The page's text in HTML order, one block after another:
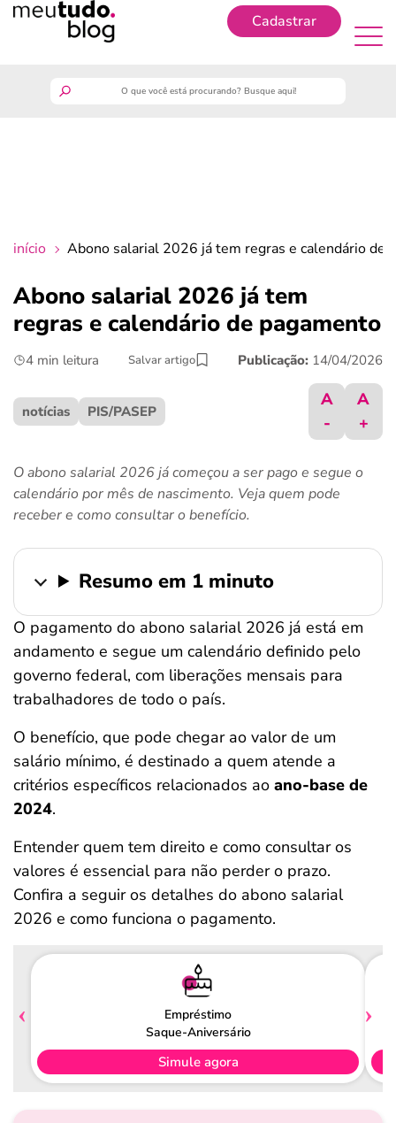
Cadastrar
crédito fácil
últimas notícias
ferramentas
início Abono salarial 2026 já tem regras e calendário de
Abono salarial 2026 já tem
regras e calendário de pagamento
4 min leitura Salvar artigo Publicação: 14/04/2026
notícias PIS/PASEP
A
-
A
+
O abono salarial 2026 já começou a ser pago e segue o
calendário por mês de nascimento. Veja quem pode
receber e como consultar o benefício.
Resumo em 1 minuto
O pagamento do abono salarial 2026 já está em
andamento e segue um calendário definido pelo
governo federal, com liberações mensais para
trabalhadores de todo o país.
O benefício, que pode chegar ao valor de um
salário mínimo, é destinado a quem atende a
critérios específicos relacionados ao ano-base de
2024.
Entender quem tem direito e como consultar os
valores é essencial para não perder o prazo.
Confira a seguir os detalhes do abono salarial
2026 e como funciona o pagamento.
Empréstimo
Saque-Aniversário
Simule agora